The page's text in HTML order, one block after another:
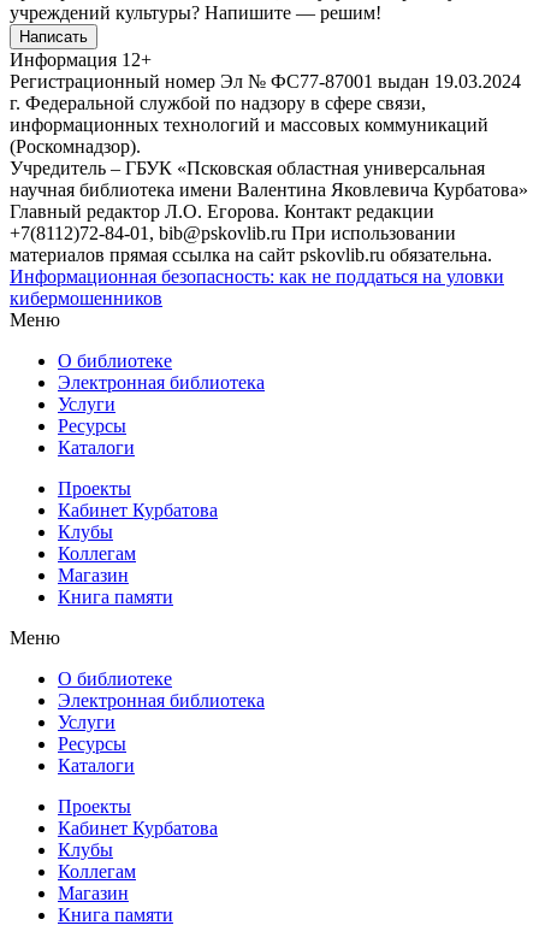
учреждений культуры? Напишите — решим!
Написать
Информация 12+
Регистрационный номер Эл № ФС77-87001 выдан 19.03.2024
г. Федеральной службой по надзору в сфере связи,
информационных технологий и массовых коммуникаций
(Роскомнадзор).
Учредитель – ГБУК «Псковская областная универсальная
научная библиотека имени Валентина Яковлевича Курбатова»
Главный редактор Л.О. Егорова. Контакт редакции
+7(8112)72-84-01, bib@pskovlib.ru При использовании
материалов прямая ссылка на сайт pskovlib.ru обязательна.
Информационная безопасность: как не поддаться на уловки
кибермошенников
Меню
О библиотеке
Электронная библиотека
Услуги
Ресурсы
Каталоги
Проекты
Кабинет Курбатова
Клубы
Коллегам
Магазин
Книга памяти
Меню
О библиотеке
Электронная библиотека
Услуги
Ресурсы
Каталоги
Проекты
Кабинет Курбатова
Клубы
Коллегам
Магазин
Книга памяти